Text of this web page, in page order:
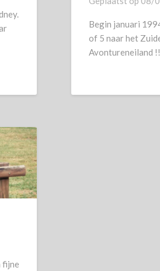
Begin januari
of 5 naar het
Avontureneiland
fijne